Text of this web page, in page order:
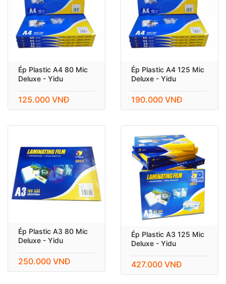
Ép Plastic A4 80 Mic
Deluxe - Yidu
125.000 VNĐ
Ép Plastic A4 125 Mic
Deluxe - Yidu
190.000 VNĐ
Ép Plastic A3 80 Mic
Deluxe - Yidu
250.000 VNĐ
Ép Plastic A3 125 Mic
Deluxe - Yidu
427.000 VNĐ